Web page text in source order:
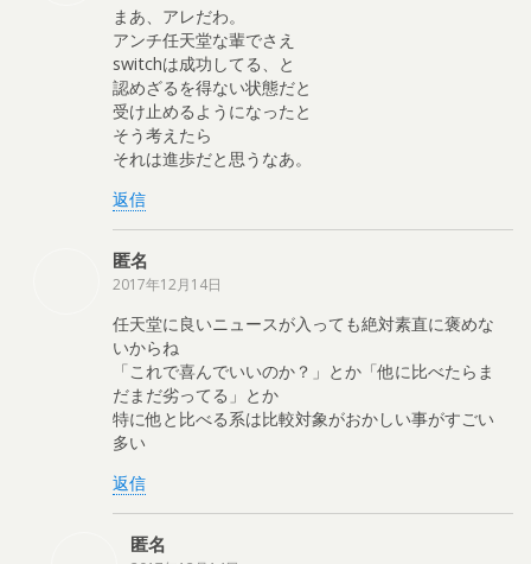
まあ、アレだわ。
アンチ任天堂な輩でさえ
switchは成功してる、と
認めざるを得ない状態だと
受け止めるようになったと
そう考えたら
それは進歩だと思うなあ。
返信
匿名
2017年12月14日
任天堂に良いニュースが入っても絶対素直に褒めな
いからね
「これで喜んでいいのか？」とか「他に比べたらま
だまだ劣ってる」とか
特に他と比べる系は比較対象がおかしい事がすごい
多い
返信
匿名